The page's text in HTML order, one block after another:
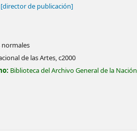
de publicación]
normales
de las Artes,c2000
Biblioteca del Archivo General de la Nación